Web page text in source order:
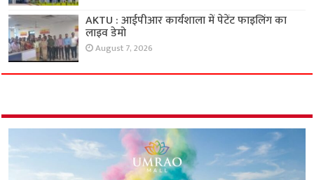
AKTU : आईपीआर कार्यशाला में पेटेंट फाइलिंग का
लाइव डेमो
August 7, 2026